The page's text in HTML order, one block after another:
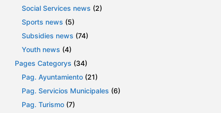
Social Services news (2)
Sports news (5)
Subsidies news (74)
Youth news (4)
Pages Categorys (34)
Pag. Ayuntamiento (21)
Pag. Servicios Municipales (6)
Pag. Turismo (7)